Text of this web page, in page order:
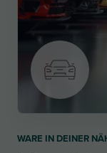
WARE IN DEINER